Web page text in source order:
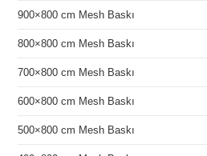
900×800 cm Mesh Baskı
800×800 cm Mesh Baskı
700×800 cm Mesh Baskı
600×800 cm Mesh Baskı
500×800 cm Mesh Baskı